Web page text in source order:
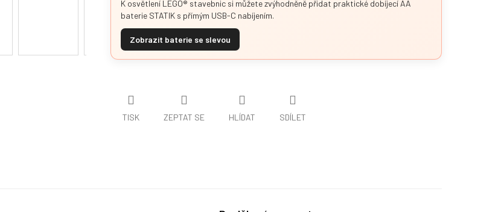
K osvětlení LEGO® stavebnic si můžete zvýhodněně přidat praktické dobíjecí AA
baterie STATIK s přímým USB-C nabíjením.
Zobrazit baterie se slevou
TISK ZEPTAT SE HLÍDAT SDÍLET